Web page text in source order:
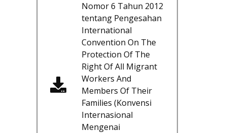
Nomor 6 Tahun 2012
tentang Pengesahan
International
Convention On The
Protection Of The
Right Of All Migrant
Workers And
Members Of Their
Families (Konvensi
Internasional
Mengenai